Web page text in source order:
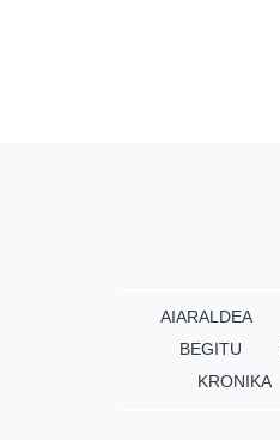
AIARALDEA
BEGITU
KRONIKA